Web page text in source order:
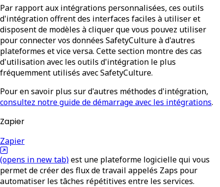
Par rapport aux intégrations personnalisées, ces outils
d'intégration offrent des interfaces faciles à utiliser et
disposent de modèles à cliquer que vous pouvez utiliser
pour connecter vos données SafetyCulture à d'autres
plateformes et vice versa. Cette section montre des cas
d'utilisation avec les outils d'intégration le plus
fréquemment utilisés avec SafetyCulture.
Pour en savoir plus sur d'autres méthodes d'intégration,
consultez notre guide de démarrage avec les intégrations.
Zapier
Zapier
(opens in new tab)est une plateforme logicielle qui vous
permet de créer des flux de travail appelés Zaps pour
automatiser les tâches répétitives entre les services.